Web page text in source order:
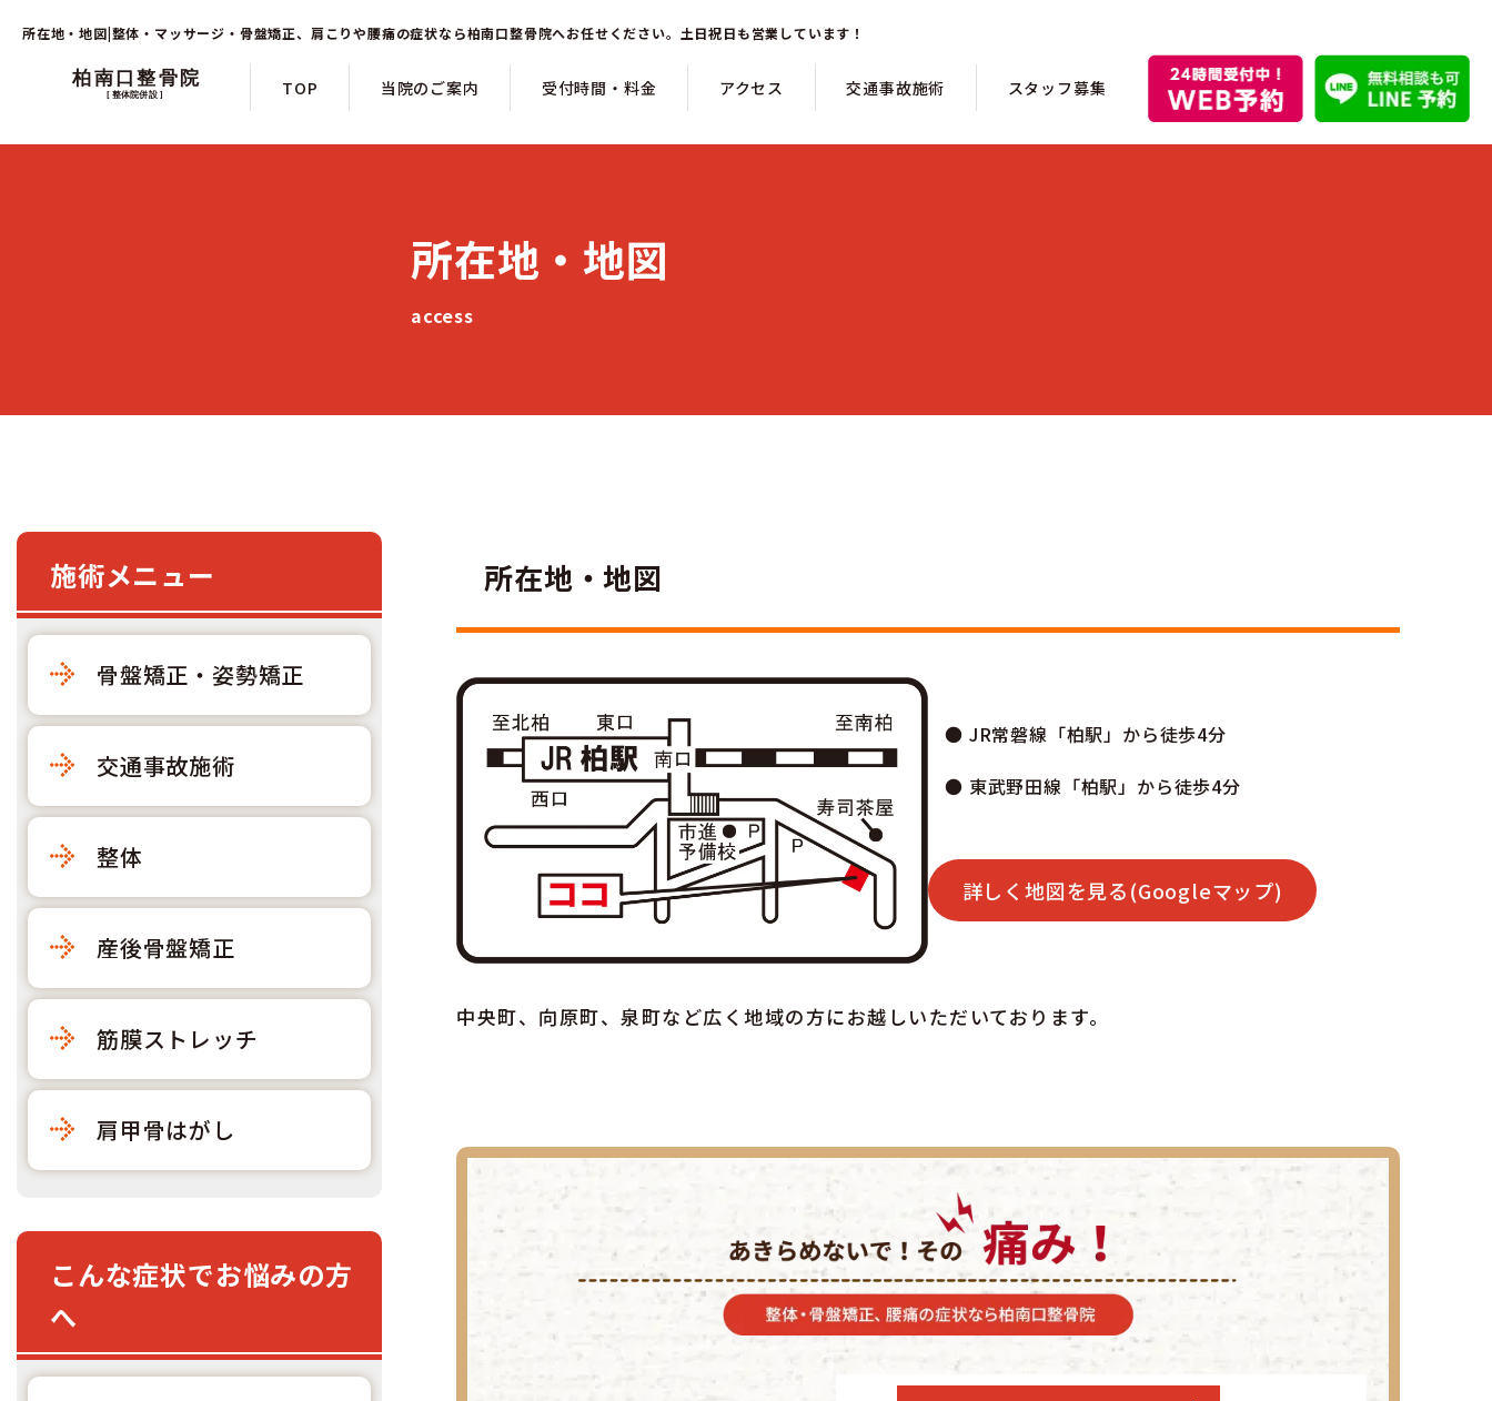
所在地・地図|整体・マッサージ・骨盤矯正、肩こりや腰痛の症状なら柏南口整骨院へお任せください。土日祝日も営業しています！
TOP 当院のご案内 受付時間・料金 アクセス 交通事故施術 スタッフ募集
所在地・地図
access
施術メニュー
骨盤矯正・姿勢矯正
交通事故施術
整体
産後骨盤矯正
筋膜ストレッチ
肩甲骨はがし
こんな症状でお悩みの方
へ
所在地・地図
● JR常磐線「柏駅」から徒歩4分
● 東武野田線「柏駅」から徒歩4分
詳しく地図を見る(Googleマップ)
中央町、向原町、泉町など広く地域の方にお越しいただいております。